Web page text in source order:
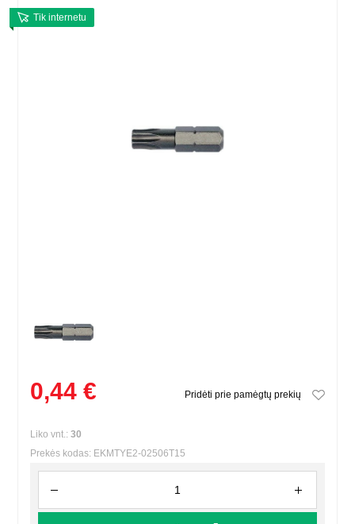
Tik internetu
0,44 € Pridėti prie pamėgtų prekių
Liko vnt.:30
Prekės kodas: EKMTYE2-02506T15